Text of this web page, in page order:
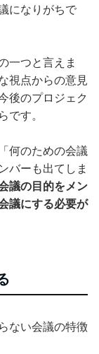
になりがちで
一つと言えま
視点からの意見
後のプロジェク
です。
何のための会議
バーも出てしま
議の目的をメン
議にする必要が
ない会議の特徴